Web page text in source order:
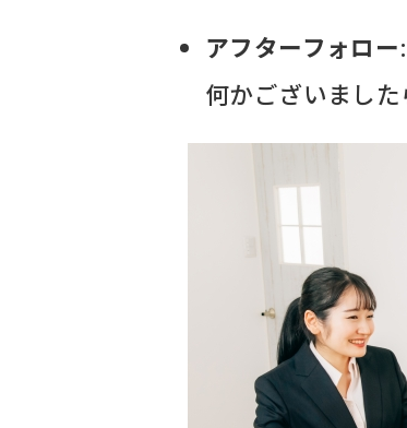
アフターフォロー
何かございました